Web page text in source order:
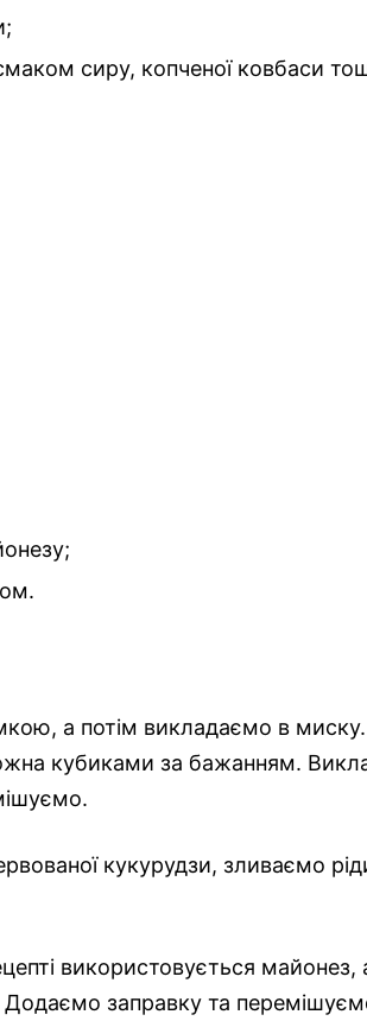
сиру, копченої ковбаси
а потім викладаємо в
кубиками за бажанням.
кукурудзи, зливаємо
використовується
Додаємо заправку та